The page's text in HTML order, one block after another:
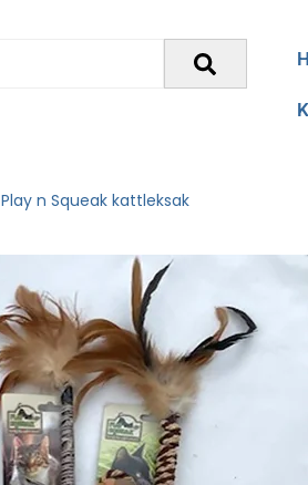
Play n Squeak kattleksak